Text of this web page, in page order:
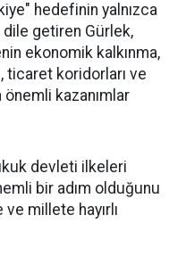
hedefinin yalnızca
dile getiren Gürlek,
ekonomik kalkınma,
ticaret koridorları ve
kazanımlar
devleti ilkeleri
bir adım olduğunu
millete hayırlı